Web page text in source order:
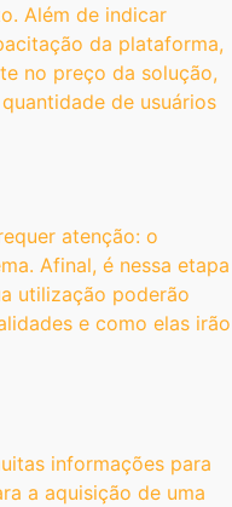
Além de indicar
da plataforma,
no preço da solução,
de usuários
atenção: o
Afinal, é nessa etapa
utilização poderão
e como elas irão
informações para
a aquisição de uma